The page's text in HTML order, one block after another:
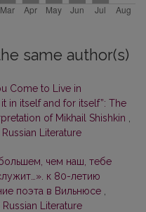
same author(s)
Come to Live in
in itself and for itself”: The
of Mikhail Shishkin
Russian Literature
чем наш, тебе
к 80-летию
поэта в Вильнюсе
Russian Literature